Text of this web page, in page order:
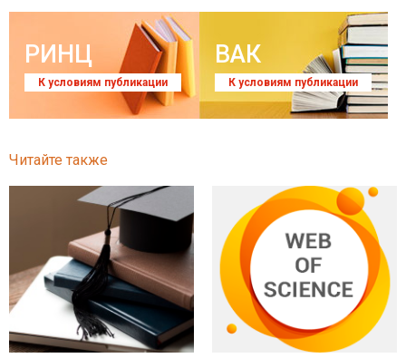
РИНЦ
К условиям публикации
ВАК
К условиям публикации
Читайте также